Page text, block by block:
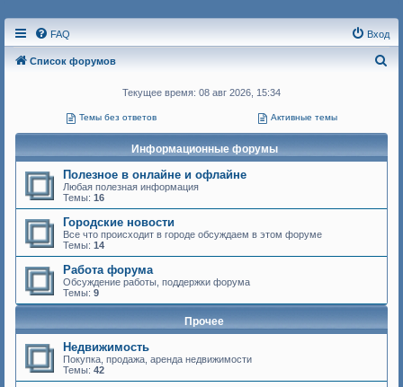
FAQ Вход
Список форумов
Текущее время: 08 авг 2026, 15:34
Темы без ответов Активные темы
Информационные форумы
Полезное в онлайне и офлайне
Любая полезная информация
Темы: 16
Городские новости
Все что происходит в городе обсуждаем в этом форуме
Темы: 14
Работа форума
Обсуждение работы, поддержки форума
Темы: 9
Прочее
Недвижимость
Покупка, продажа, аренда недвижимости
Темы: 42